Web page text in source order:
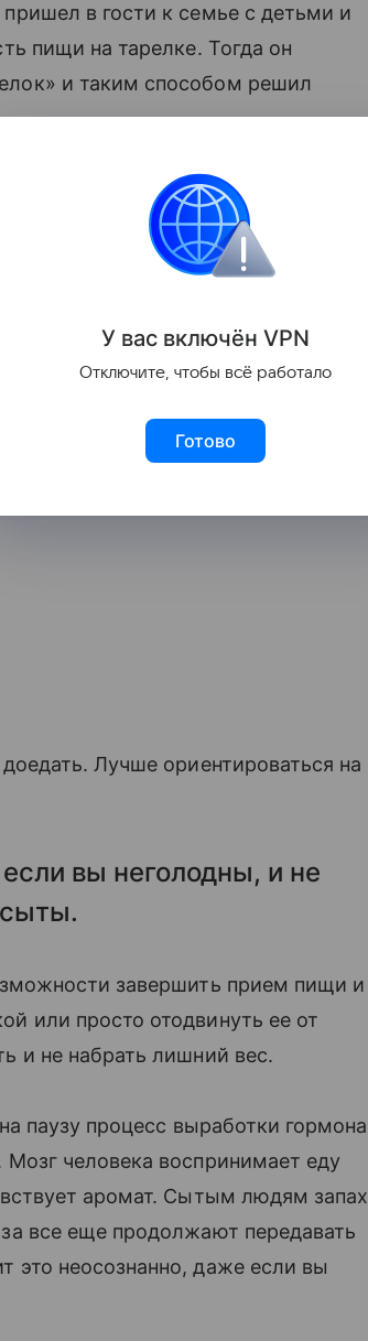
в гости к семье с детьми и
пищи на тарелке. Тогда он
и таким способом решил
доедать до конца и запрещают
причинам: кто-то не хочет
голодным. Однако Долгов
делать. Иначе есть риск
поведения.
Лучше ориентироваться на
вы неголодны, и не
завершить прием пищи и
или просто отодвинуть ее от
и не набрать лишний вес.
паузу процесс выработки гормона
человека воспринимает еду
аромат. Сытым людям запах
все еще продолжают передавать
это неосознанно, даже если вы
У вас включён VPN
Отключите, чтобы всё работало
Готово